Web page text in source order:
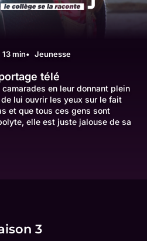
13 min Jeunesse
télé
en leur donnant plein
lui ouvrir les yeux sur le fait
et que tous ces gens sont
elle est juste jalouse de sa
3